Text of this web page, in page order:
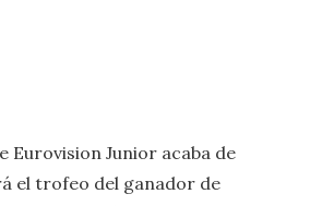
Eurovision Junior acaba de
el trofeo del ganador de